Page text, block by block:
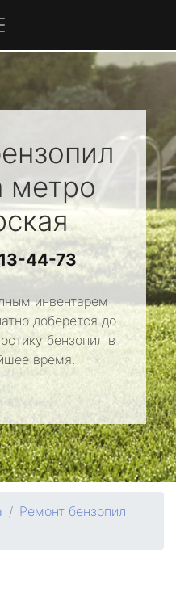
метро
44-73
инвентарем
доберется до
бензопил в
время.
Ремонт бензопил